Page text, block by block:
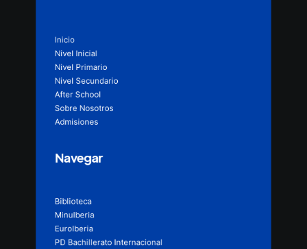
Inicio
Nivel Inicial
Nivel Primario
Nivel Secundario
After School
Sobre Nosotros
Admisiones
Navegar
Biblioteca
MinuIberia
EuroIberia
PD Bachillerato Internacional